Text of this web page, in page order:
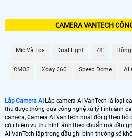
🔄 Lắp Camera Wifi EBITCAM E3 AI
2.900.000 VNĐ Camera AI VanTech CB8
57.800,000 VNĐ Camera AI VanTech
🔭 Camera Sola Công Nghệ AI
CAMERA VANTECH
Mic Và Loa Dual Light 78°
CMOS Xoay 360 Speed Dome AI
Lắp Camera AI Lắp camera AI VanTech là loại
thu được thông qua công nghệ xử lý hình ảnh
camera, Camera AI VanTech hoặt động theo bộ
có nhiệm vụ thu hình ảnh theo chuẩn mà đầu
AI VanTech lắp trong đầu ghi bình thường sẽ